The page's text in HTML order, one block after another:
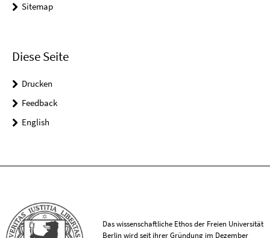
Sitemap
Diese Seite
Drucken
Feedback
English
Das wissenschaftliche Ethos der Freien Universität
Berlin wird seit ihrer Gründung im Dezember